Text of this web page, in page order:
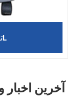
تولید کنندۀ هیپوکسی ۳L
آخرین